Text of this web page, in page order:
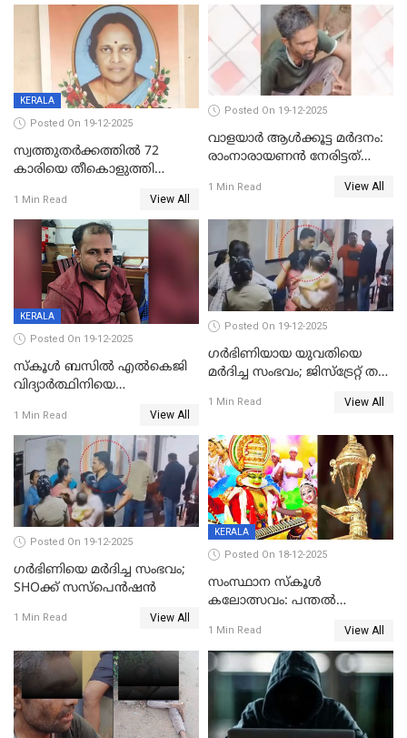
KERALA
Posted On 19-12-2025
സ്വത്തുതര്‍ക്കത്തില്‍ 72
കാരിയെ തീകൊളുത്തി
ക്രൂരകൊലപാതകത്തില്‍
സഹോദരിപുത്രന് ജീവപര്യന്തം
1 Min Read View All
Posted On 19-12-2025
വാളയാർ ആൾക്കൂട്ട മർദനം:
രാംനാരായണൻ നേരിട്ടത്
നാൽപ്പതിലേറെ
റിപ്പോർട്ട്
1 Min Read View All
KERALA
Posted On 19-12-2025
സ്കൂൾ ബസിൽ എൽകെജി
വിദ്യാര്‍ത്ഥിനിയെ
ക്ലീനര്‍ പിടിയിൽ
1 Min Read View All
Posted On 19-12-2025
ഗര്‍ഭിണിയായ യുവതിയെ
മര്‍ദിച്ച സംഭവം; ജിസ്‌ട്രേറ്റ് തല
യുവതി
1 Min Read View All
Posted On 19-12-2025
ഗര്‍ഭിണിയെ മർദിച്ച സംഭവം;
SHOക്ക് സസ്പെൻഷൻ
1 Min Read View All
KERALA
Posted On 18-12-2025
സംസ്ഥാന സ്കൂൾ
കലോത്സവം: പന്തൽ
1 Min Read View All